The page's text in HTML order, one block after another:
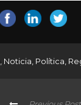
Noticia Política